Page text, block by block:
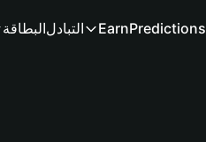
البطاقةالتبادل EarnPredictions